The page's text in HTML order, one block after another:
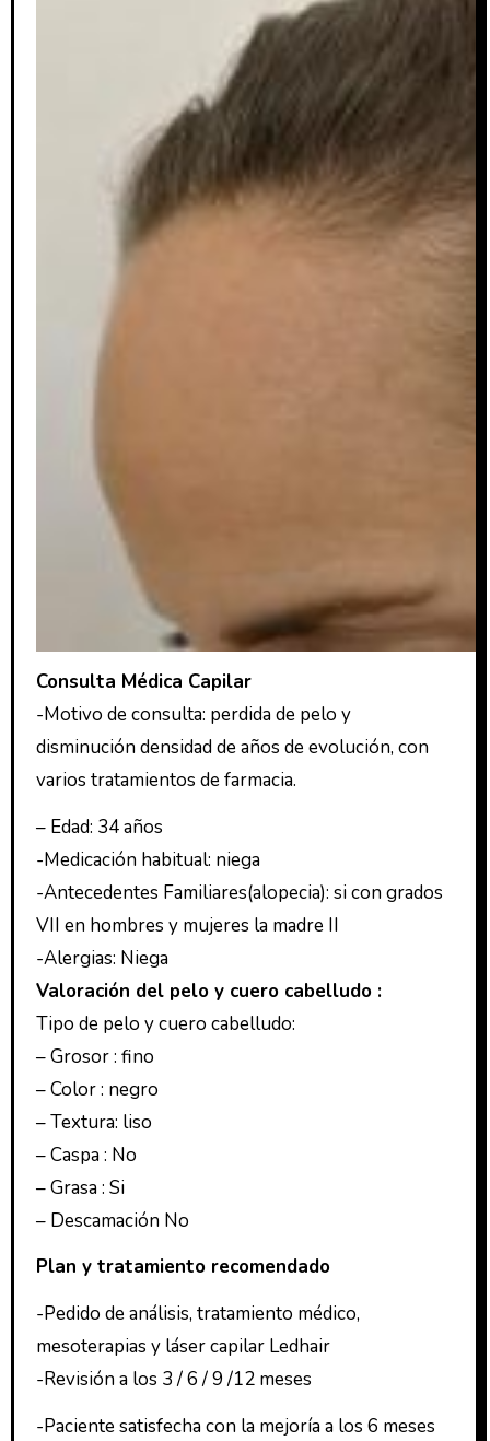
Consulta Médica Capilar
-Motivo de consulta: perdida de pelo y
disminución densidad de años de evolución, con
varios tratamientos de farmacia.
– Edad: 34 años
-Medicación habitual: niega
-Antecedentes Familiares(alopecia): si con grados
VII en hombres y mujeres la madre II
-Alergias: Niega
Valoración del pelo y cuero cabelludo :
Tipo de pelo y cuero cabelludo:
– Grosor : fino
– Color : negro
– Textura: liso
– Caspa : No
– Grasa : Si
– Descamación No
Plan y tratamiento recomendado
-Pedido de análisis, tratamiento médico,
mesoterapias y láser capilar Ledhair
-Revisión a los 3 / 6 / 9 /12 meses
-Paciente satisfecha con la mejoría a los 6 meses